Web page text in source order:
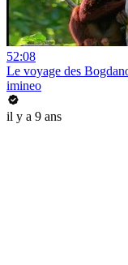
52:08
Le voyage des
imineo
il y a 9 ans